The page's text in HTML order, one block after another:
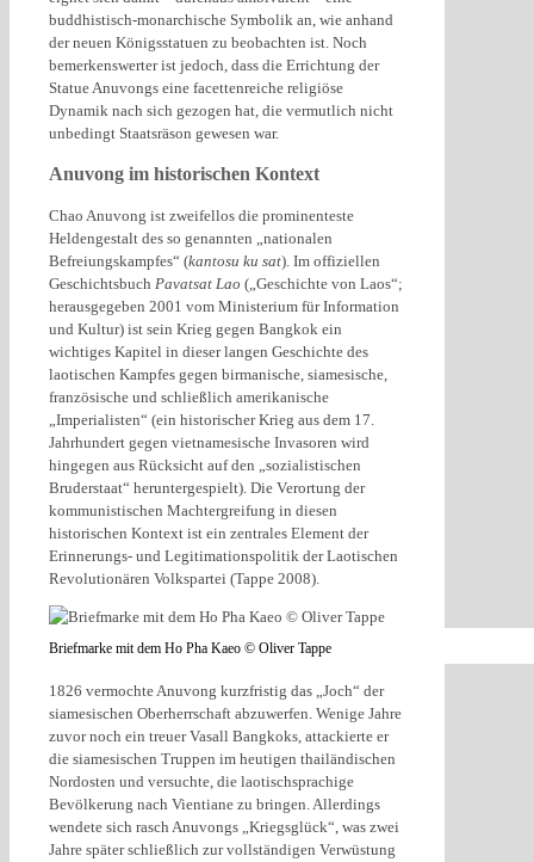
buddhistisch-monarchische Symbolik an, wie anhand
der neuen Königsstatuen zu beobachten ist. Noch
bemerkenswerter ist jedoch, dass die Errichtung der
Statue Anuvongs eine facettenreiche religiöse
Dynamik nach sich gezogen hat, die vermutlich nicht
unbedingt Staatsräson gewesen war.
Anuvong im historischen Kontext
Chao Anuvong ist zweifellos die prominenteste
Heldengestalt des so genannten „nationalen
Befreiungskampfes“ (kantosu ku sat). Im offiziellen
Geschichtsbuch Pavatsat Lao („Geschichte von Laos“;
herausgegeben 2001 vom Ministerium für Information
und Kultur) ist sein Krieg gegen Bangkok ein
wichtiges Kapitel in dieser langen Geschichte des
laotischen Kampfes gegen birmanische, siamesische,
französische und schließlich amerikanische
„Imperialisten“ (ein historischer Krieg aus dem 17.
Jahrhundert gegen vietnamesische Invasoren wird
hingegen aus Rücksicht auf den „sozialistischen
Bruderstaat“ heruntergespielt). Die Verortung der
kommunistischen Machtergreifung in diesen
historischen Kontext ist ein zentrales Element der
Erinnerungs- und Legitimationspolitik der Laotischen
Revolutionären Volkspartei (Tappe 2008).
Briefmarke mit dem Ho Pha Kaeo © Oliver Tappe
1826 vermochte Anuvong kurzfristig das „Joch“ der
siamesischen Oberherrschaft abzuwerfen. Wenige Jahre
zuvor noch ein treuer Vasall Bangkoks, attackierte er
die siamesischen Truppen im heutigen thailändischen
Nordosten und versuchte, die laotischsprachige
Bevölkerung nach Vientiane zu bringen. Allerdings
wendete sich rasch Anuvongs „Kriegsglück“, was zwei
Jahre später schließlich zur vollständigen Verwüstung